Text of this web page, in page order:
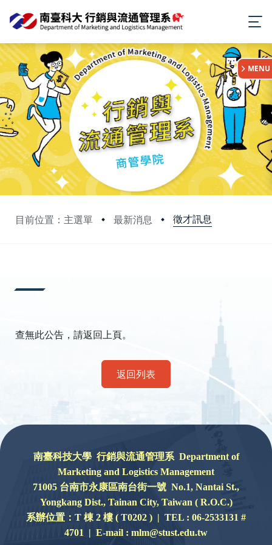
目前位置：主選單 最新消息 徵才訊息
:::
MENU
查無此公告，請返回上頁。
返回列表
南臺科技大學 行銷與流通管理系 Department of
Marketing and Logistics Management
71005 台南市永康區南台街一號 No.1, Nantai St.,
Yongkang Dist., Tainan City, Taiwan ( R.O.C.)
系辦位置： T 棟 2 樓 ( T0202 ) | TEL : 06-2533131 #
4701 | E-mail : mlm@stust.edu.tw